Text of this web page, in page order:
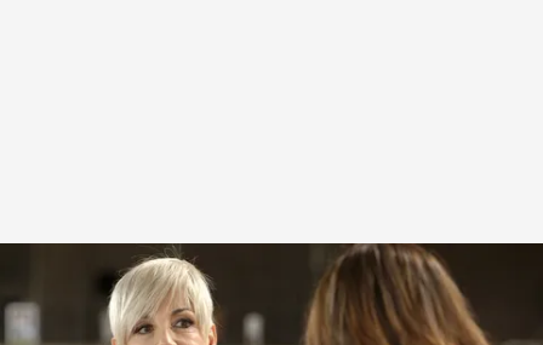
cuatro.com
19 JUN 2015 - 12:27h.